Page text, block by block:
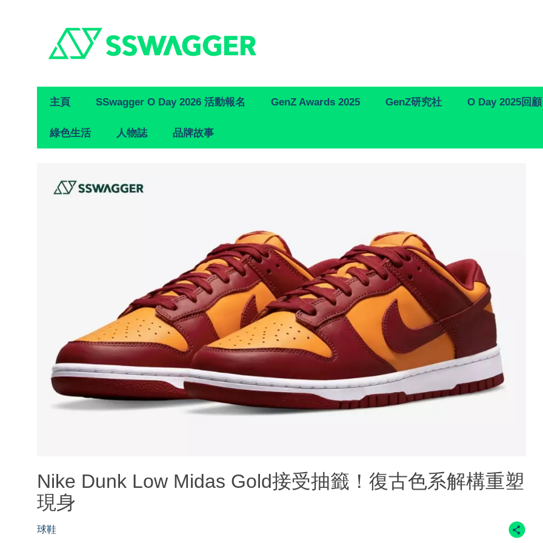
Primary
Navigation
主頁 SSwagger O Day 2026 活動報名 GenZ Awards 2025 GenZ研究社 O Day 2025回顧
綠色生活 人物誌 品牌故事
Nike Dunk Low Midas Gold接受抽籤！復古色系解構重塑
現身
球鞋